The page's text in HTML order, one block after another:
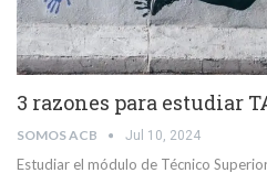
3 razones para estudiar
SOMOS ACB Jul 10, 2024
Estudiar el módulo de Técnico